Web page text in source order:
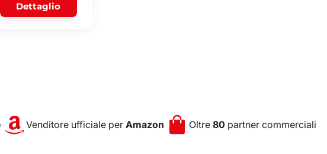
Dettaglio
Venditore ufficiale per Amazon Oltre80 partner commerciali